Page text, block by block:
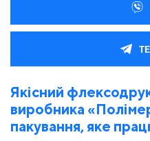
Якісний
виробника
пакування, яке